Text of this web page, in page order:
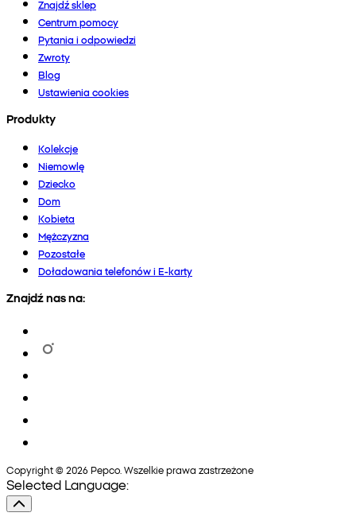
Znajdź sklep
Centrum pomocy
Pytania i odpowiedzi
Zwroty
Blog
Ustawienia cookies
Produkty
Kolekcje
Niemowlę
Dziecko
Dom
Kobieta
Mężczyzna
Pozostałe
Doładowania telefonów i E-karty
Znajdź nas na:
Copyright © 2026 Pepco. Wszelkie prawa zastrzeżone
Selected Language: